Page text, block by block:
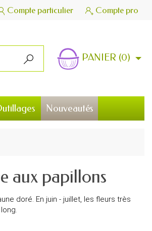
Compte particulier  Compte pro
 PANIER (0)
Nouveautés
aux papillons
doré. En juin - juillet, les fleurs très